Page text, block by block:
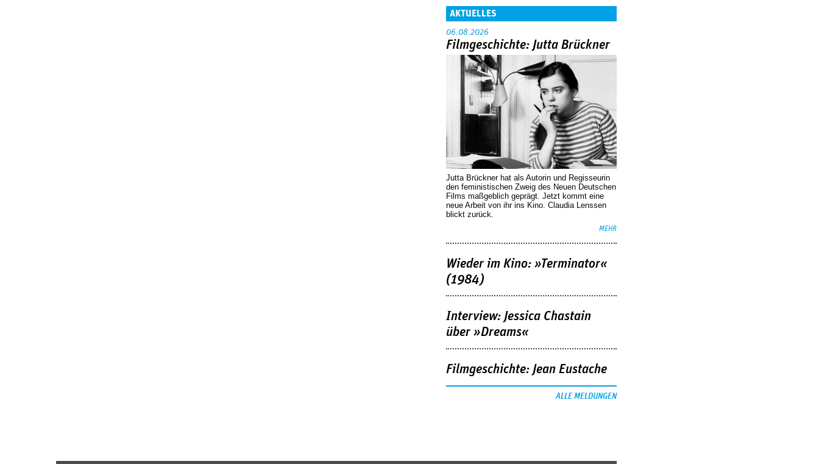
AKTUELLES
06.08.2026
Filmgeschichte: Jutta Brückner
Jutta Brückner hat als Autorin und Regisseurin
den feministischen Zweig des Neuen Deutschen
Films maßgeblich geprägt. Jetzt kommt eine
neue Arbeit von ihr ins Kino. Claudia Lenssen
blickt zurück.
MEHR
Wieder im Kino: »Terminator«
(1984)
Interview: Jessica Chastain
über »Dreams«
Filmgeschichte: Jean Eustache
ALLE MELDUNGEN